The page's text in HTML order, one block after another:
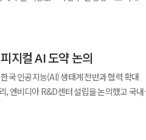
계를 만들고 세계 시장과 연결하느냐가 다음
품질관리 능력을 확보했다는 점을 강조할
존 9000L에서 1만4000L로 확대하며 약
을 강화했다는 점을 강조할 계획이다.
얼 트랙 전략’을 통해 신약과 바이오시밀러
제도 개선을 요청했고 혁신위는 이를
서 산업 혁신의 플랫폼 역할을 수행할
이어질 수 있도록 실효성 있는 지원 방안을
되기를 기대한다”고 말했다.
고 의료진 업무 효율을 높이는 ‘스마트
간 환자 상태를 관리할 수 있다는 점이
수 있을 것으로 기대된다. 병동 운영
기 기록 업무를 줄이고 의료진이 환자 상태
지컬 AI 도약 논의
국 인공지능(AI) 생태계 전반과 협력 확대
, 엔비디아 R&D센터 설립을 논의했고 국내